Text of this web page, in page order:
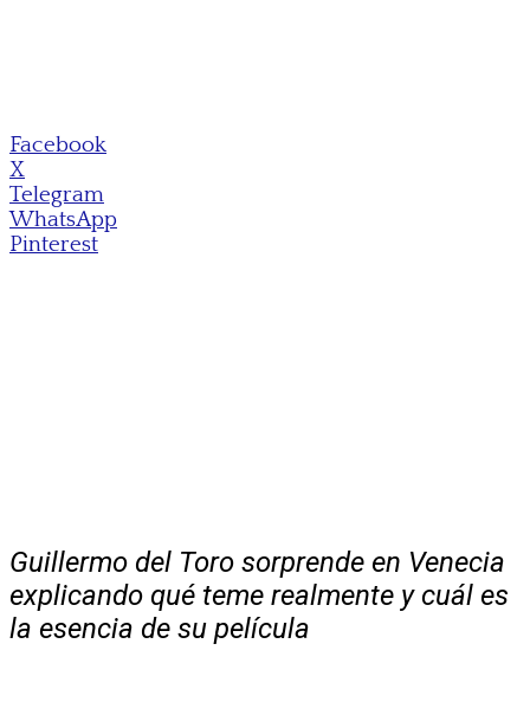
Facebook
X
Telegram
WhatsApp
Pinterest
Guillermo del Toro sorprende en Venecia
explicando qué teme realmente y cuál es
la esencia de su película